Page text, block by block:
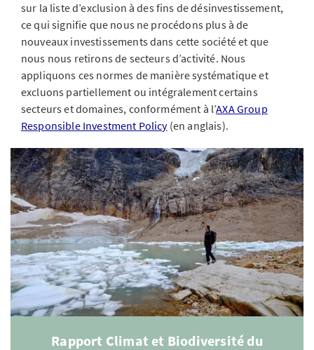
sur la liste d’exclusion à des fins de désinvestissement,
ce qui signifie que nous ne procédons plus à de
nouveaux investissements dans cette société et que
nous nous retirons de secteurs d’activité. Nous
appliquons ces normes de manière systématique et
excluons partiellement ou intégralement certains
secteurs et domaines, conformément à l’AXA Group
Responsible Investment Policy(en anglais).
Rapport Climat et Biodiversité du